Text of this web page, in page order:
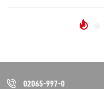
02065-997-0